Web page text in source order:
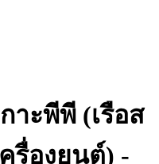
าะพีพี (เรือส
รื่องยนต์) -